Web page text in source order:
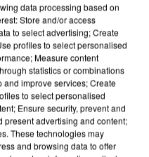
DES PHOTOS À SON
data processing based on
Store and/or access
to select advertising; Create
profiles to select personalised
Measure content
statistics or combinations
improve services; Create
to select personalised
Ensure security, prevent and
present advertising and content;
These technologies may
and browsing data to offer